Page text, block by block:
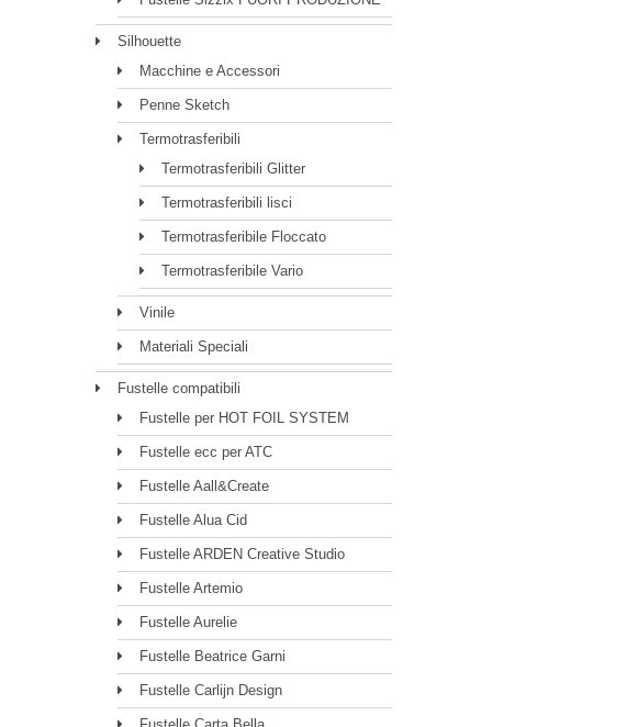
Silhouette
Macchine e Accessori
Penne Sketch
Termotrasferibili
Termotrasferibili Glitter
Termotrasferibili lisci
Termotrasferibile Floccato
Termotrasferibile Vario
Vinile
Materiali Speciali
Fustelle compatibili
Fustelle per HOT FOIL SYSTEM
Fustelle ecc per ATC
Fustelle Aall&Create
Fustelle Alua Cid
Fustelle ARDEN Creative Studio
Fustelle Artemio
Fustelle Aurelie
Fustelle Beatrice Garni
Fustelle Carlijn Design